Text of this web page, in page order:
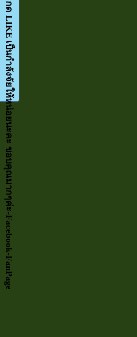
กด LIKE เป็นกำลังจัยให้หน่อยนะคะ ขอบคุณมากๆค่ะ-Facebook-FanPage